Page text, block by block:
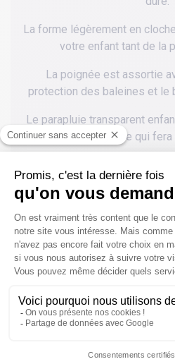
La forme légèrement en
votre enfant tant de la
La poignée est assortie
protection des baleines et le
Le parapluie transparent
posséder d'urgence qui
DE LA